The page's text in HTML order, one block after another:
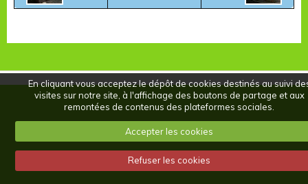
En cliquant vous acceptez le dépôt de cookies destinés au suivi
visites sur notre site, à l'affichage des boutons de partage et aux
remontées de contenus des plateformes sociales.
Accepter les cookies
Refuser les cookies